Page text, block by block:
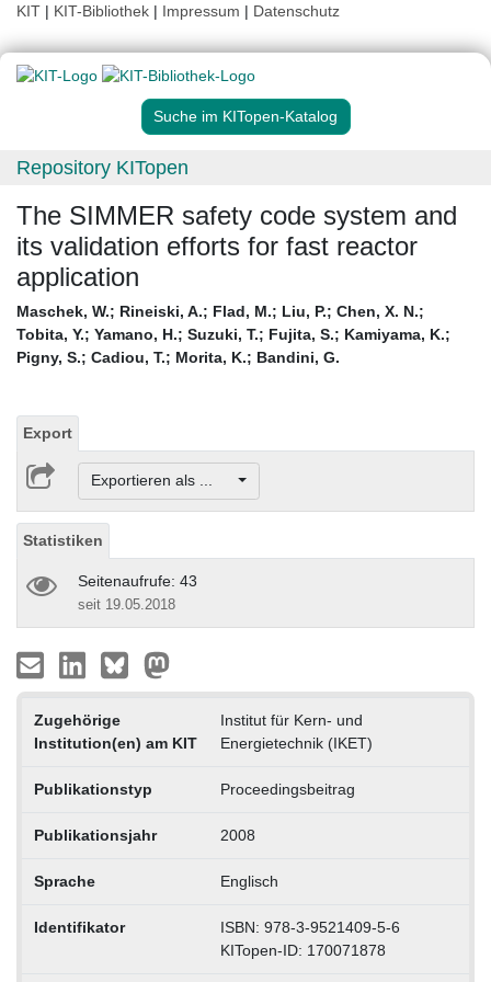
KIT | KIT-Bibliothek | Impressum | Datenschutz
Suche im KITopen-Katalog
Repository KITopen
The SIMMER safety code system and
its validation efforts for fast reactor
application
Maschek, W.; Rineiski, A.; Flad, M.; Liu, P.; Chen, X. N.;
Tobita, Y.; Yamano, H.; Suzuki, T.; Fujita, S.; Kamiyama, K.;
Pigny, S.; Cadiou, T.; Morita, K.; Bandini, G.
Export
Exportieren als ...
Statistiken
Seitenaufrufe: 43
seit 19.05.2018
Zugehörige
Institution(en) am KIT
Institut für Kern- und
Energietechnik (IKET)
Publikationstyp Proceedingsbeitrag
Publikationsjahr 2008
Sprache Englisch
Identifikator
ISBN: 978-3-9521409-5-6
KITopen-ID: 170071878